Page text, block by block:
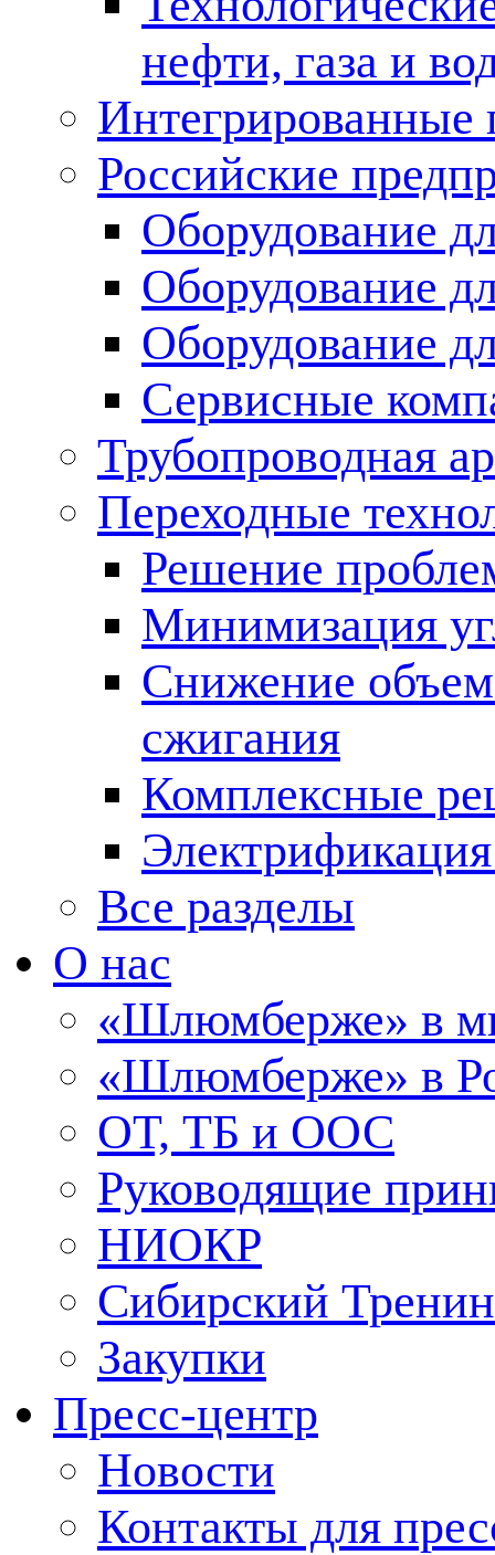
нефти, газа и
Российские
Оборудование
Оборудование
Оборудование
Сервисные
Трубопроводная
Переходные
Решение
Минимизация
Снижение
сжигания
Комплексные
Все разделы
О нас
«Шлюмберже» в
«Шлюмберже» в
ОТ, ТБ и ООС
Руководящие
НИОКР
Сибирский
Закупки
Пресс-центр
Новости
Контакты для